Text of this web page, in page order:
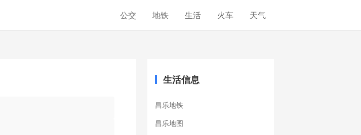
公交 地铁 生活 火车 天气
生活信息
昌乐地铁
昌乐地图